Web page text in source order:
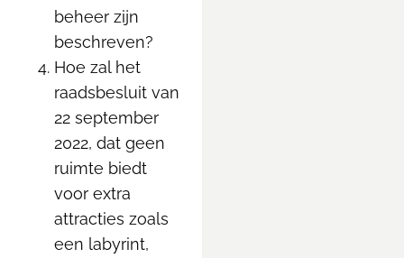
beheer zijn
beschreven?
Hoe zal het
raadsbesluit van
22 september
2022, dat geen
ruimte biedt
voor extra
attracties zoals
een labyrint,